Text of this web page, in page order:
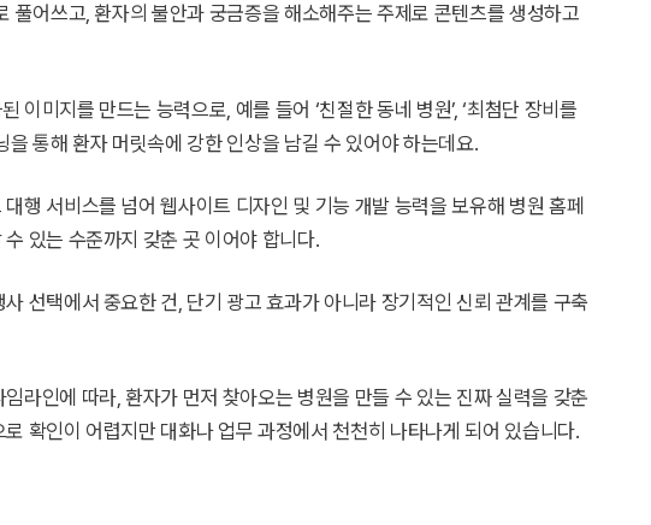
풀어쓰고, 환자의 불안과 궁금증을 해소해주는 주제로 콘텐츠를 생성하고
이미지를 만드는 능력으로, 예를 들어 ‘친절한 동네 병원’, ‘최첨단 장비를
을 통해 환자 머릿속에 강한 인상을 남길 수 있어야 하는데요.
행 서비스를 넘어 웹사이트 디자인 및 기능 개발 능력을 보유해 병원 홈페
있는 수준까지 갖춘 곳 이어야 합니다.
선택에서 중요한 건, 단기 광고 효과가 아니라 장기적인 신뢰 관계를 구축
라인에 따라, 환자가 먼저 찾아오는 병원을 만들 수 있는 진짜 실력을 갖춘
확인이 어렵지만 대화나 업무 과정에서 천천히 나타나게 되어 있습니다.